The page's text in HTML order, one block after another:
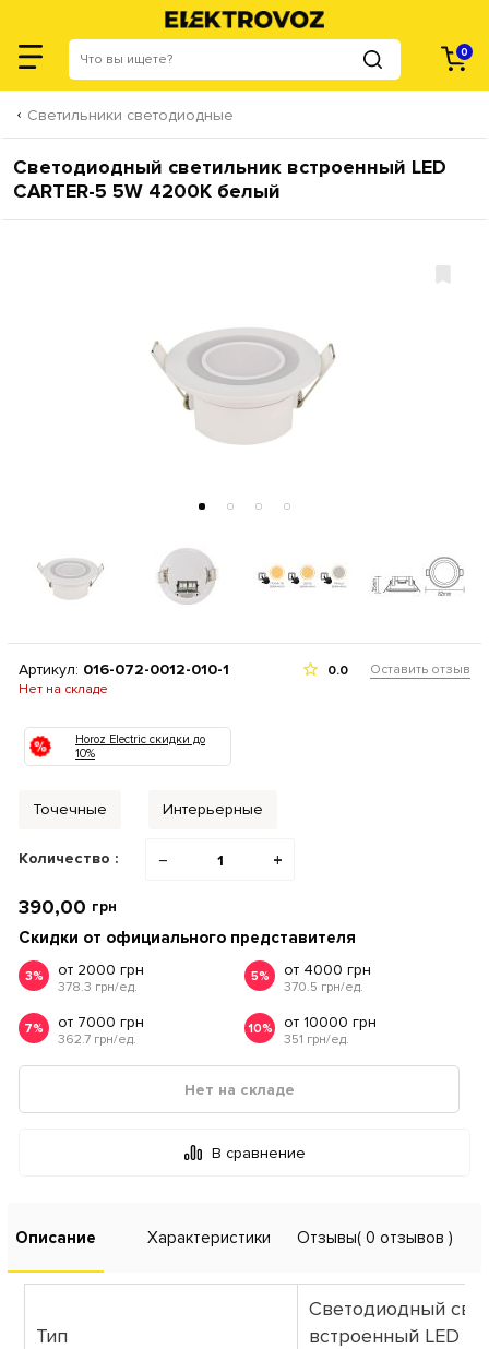
0
Светильники светодиодные
Светодиодный светильник встроенный LED
CARTER-5 5W 4200K белый
Артикул: 016-072-0012-010-1
Нет на складе
0.0 Оставить отзыв
Horoz Electric скидки до
10%
Точечные Интерьерные
Количество : − +
390,00 грн
Скидки от официального представителя
3% от 2000 грн
378.3 грн/ед.
5% от 4000 грн
370.5 грн/ед.
7% от 7000 грн
362.7 грн/ед.
10% от 10000 грн
351 грн/ед.
Нет на складе
В сравнение
Описание Характеристики Отзывы( 0 отзывов )
Тип
Светодиодный
встроенный LED